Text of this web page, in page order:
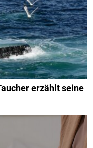
erzählt seine